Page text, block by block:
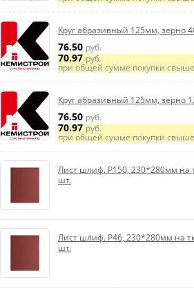
Круг абразивный 125мм, зерно
76.50 руб.
70.97руб.
при общей сумме покупки свыше
Круг абразивный 125мм, зерно
76.50 руб.
70.97руб.
при общей сумме покупки свыше
Лист шлиф. Р150, 230*280мм на
шт.
Лист шлиф. Р46, 230*280мм на
шт.